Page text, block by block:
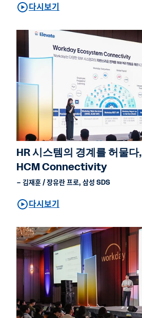
다시보기
HR 시스템의 경계를 허물
HCM Connectivity
– 김재훈 / 장유란 프로, 삼성 SDS
다시보기